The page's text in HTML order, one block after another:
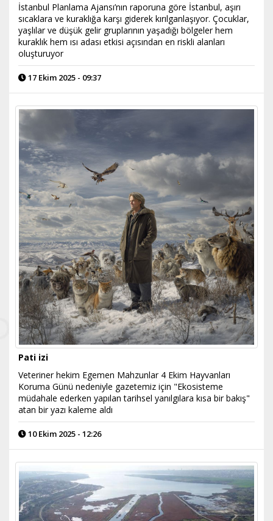
İstanbul Planlama Ajansı’nın raporuna göre İstanbul, aşırı
sıcaklara ve kuraklığa karşı giderek kırılganlaşıyor. Çocuklar,
yaşlılar ve düşük gelir gruplarının yaşadığı bölgeler hem
kuraklık hem ısı adası etkisi açısından en riskli alanları
oluşturuyor
17 Ekim 2025 - 09:37
Pati izi
Veteriner hekim Egemen Mahzunlar 4 Ekim Hayvanları
Koruma Günü nedeniyle gazetemiz için "Ekosisteme
müdahale ederken yapılan tarihsel yanılgılara kısa bir bakış"
atan bir yazı kaleme aldı
10 Ekim 2025 - 12:26